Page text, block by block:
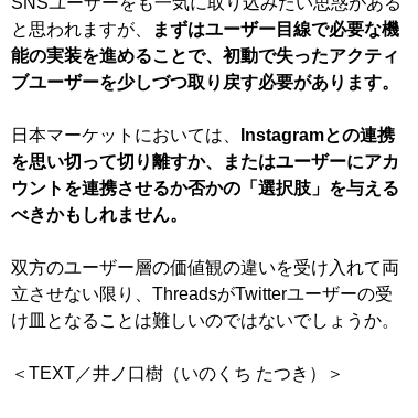
と思われますが、
まずはユーザー目線で必要な機
能の実装を進めることで、初動で失ったアクティ
ブユーザーを少しづつ取り戻す必要があります。
日本マーケットにおいては、
Instagramとの連携
を思い切って切り離すか、またはユーザーにアカ
ウントを連携させるか否かの「選択肢」を与える
べきかもしれません。
双方のユーザー層の価値観の違いを受け入れて両
立させない限り、ThreadsがTwitterユーザーの受
け皿となることは難しいのではないでしょうか。